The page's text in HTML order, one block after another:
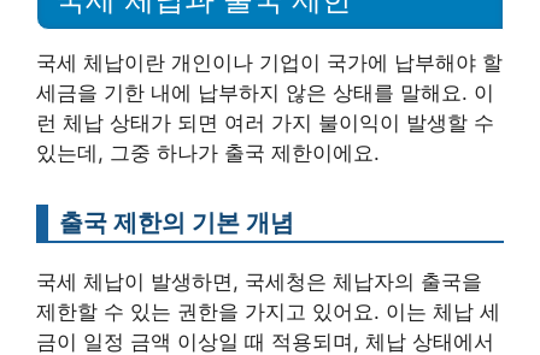
국세 체납이란 개인이나 기업이 국가에 납부해야 할
세금을 기한 내에 납부하지 않은 상태를 말해요. 이
런 체납 상태가 되면 여러 가지 불이익이 발생할 수
있는데, 그중 하나가 출국 제한이에요.
출국 제한의 기본 개념
국세 체납이 발생하면, 국세청은 체납자의 출국을
제한할 수 있는 권한을 가지고 있어요. 이는 체납 세
금이 일정 금액 이상일 때 적용되며, 체납 상태에서